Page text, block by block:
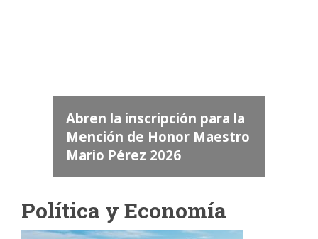
para la
Maestro
La Legislatura acompañó la
despedida de las víctimas
de la tragedia aérea de
Valle Fértil
Política y Economía